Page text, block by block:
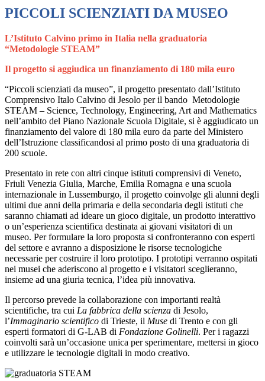
PICCOLI SCIENZIATI DA MUSEO
L’Istituto Calvino primo in Italia nella graduatoria
“Metodologie STEAM”
Il progetto si aggiudica un finanziamento di 180 mila euro
“Piccoli scienziati da museo”, il progetto presentato dall’Istituto
Comprensivo Italo Calvino di Jesolo per il bando Metodologie
STEAM – Science, Technology, Engineering, Art and Mathematics
nell’ambito del Piano Nazionale Scuola Digitale, si è aggiudicato un
finanziamento del valore di 180 mila euro da parte del Ministero
dell’Istruzione classificandosi al primo posto di una graduatoria di
200 scuole.
Presentato in rete con altri cinque istituti comprensivi di Veneto,
Friuli Venezia Giulia, Marche, Emilia Romagna e una scuola
internazionale in Lussemburgo, il progetto coinvolge gli alunni degli
ultimi due anni della primaria e della secondaria degli istituti che
saranno chiamati ad ideare un gioco digitale, un prodotto interattivo
o un’esperienza scientifica destinata ai giovani visitatori di un
museo. Per formulare la loro proposta si confronteranno con esperti
del settore e avranno a disposizione le risorse tecnologiche
necessarie per costruire il loro prototipo. I prototipi verranno ospitati
nei musei che aderiscono al progetto e i visitatori sceglieranno,
insieme ad una giuria tecnica, l’idea più innovativa.
Il percorso prevede la collaborazione con importanti realtà
scientifiche, tra cui La fabbrica della scienza di Jesolo,
l’Immaginario scientifico di Trieste, il Muse di Trento e con gli
esperti formatori di G-LAB di Fondazione Golinelli. Per i ragazzi
coinvolti sarà un’occasione unica per sperimentare, mettersi in gioco
e utilizzare le tecnologie digitali in modo creativo.